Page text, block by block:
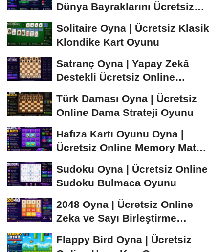
Dünya Bayraklarını Ücretsiz
Solitaire Oyna | Ücretsiz Klasik
Klondike Kart Oyunu
Satranç Oyna | Yapay Zekâ
Destekli Ücretsiz Online
Türk Daması Oyna | Ücretsiz
Online Dama Strateji Oyunu
Hafıza Kartı Oyunu Oyna |
Ücretsiz Online Memory Match
Sudoku Oyna | Ücretsiz Online
Sudoku Bulmaca Oyunu
2048 Oyna | Ücretsiz Online
Zeka ve Sayı Birleştirme
Flappy Bird Oyna | Ücretsiz